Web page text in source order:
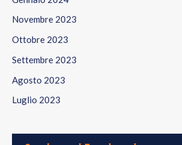
Novembre 2023
Ottobre 2023
Settembre 2023
Agosto 2023
Luglio 2023